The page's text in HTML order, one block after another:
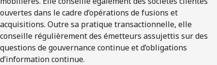
ouvertes dans le cadre d’opérations de fusions et
acquisitions. Outre sa pratique transactionnelle, elle
conseille régulièrement des émetteurs assujettis sur des
questions de gouvernance continue et d’obligations
d’information continue.